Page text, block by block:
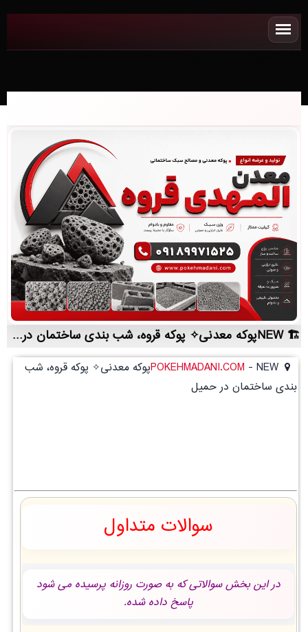
NEWپوکه معدنی✧ پوکه قروه، شب بندی ساختمان در حميل | لیست قیمت روز و خرید مستقیم ، مناسب تر از نمایندگی شهرستان ها
POKEHMADANI.COM -
NEWپوکه معدنی✧ پوکه قروه، شب
بندی ساختمان در حميل
سوالات متداول
در این بخش سوالاتی که به صورت روزانه پرسیده می شود
پاسخ داده شده.